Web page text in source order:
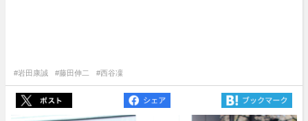
#岩田康誠 #藤田伸二 #西谷凜